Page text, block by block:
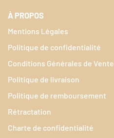
À PROPOS
Mentions Légales
Politique de confidentialité
Conditions Générales de Vente
Politique de livraison
Politique de remboursement
Rétractation
Charte de confidentialité